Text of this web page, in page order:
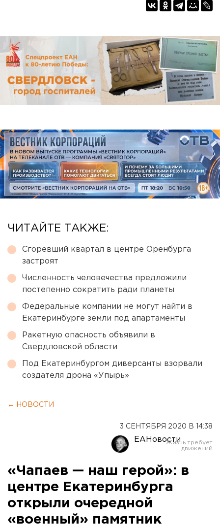
ЧИТАЙТЕ ТАКЖЕ:
Сгоревший квартал в центре Оренбурга
застроят
Численность человечества предложили
постепенно сократить ради планеты
Федеральные компании не могут найти в
Екатеринбурге земли под апартаменты
Ракетную опасность объявили в
Свердловской области
Под Екатеринбургом диверсанты взорвали
создателя дрона «Упырь»
← НОВОСТИ
3 СЕНТЯБРЯ 2020 В 14:38
ЕАНовости
«Чапаев — наш герой»: в
центре Екатеринбурга
открыли очередной
«военный» памятник